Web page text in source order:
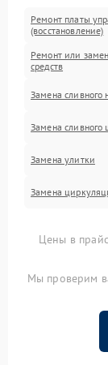
Ремонт платы
(восстановление)
Ремонт или
средств
Замена сливного
Замена сливного
Замена улитки
Замена
Цены в
Мы проверим